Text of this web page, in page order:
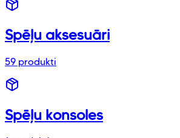
Spēļu aksesuāri
59 produkti
Spēļu konsoles